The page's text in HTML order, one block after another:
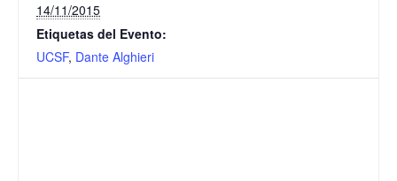
14/11/2015
Etiquetas del Evento:
UCSF, Dante Alghieri